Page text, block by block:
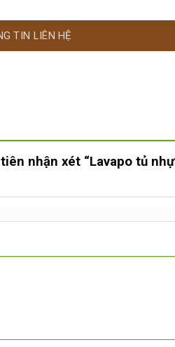
TIN LIÊN HỆ
nhận xét “Lavapo tủ